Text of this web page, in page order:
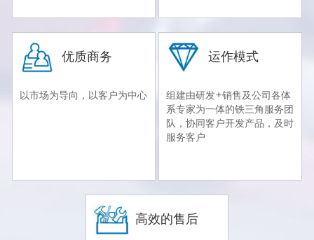
优质商务
以市场为导向，以客户为中心
运作模式
组建由研发+销售及公司各体
系专家为一体的铁三角服务团
队，协同客户开发产品，及时
服务客户
高效的售后